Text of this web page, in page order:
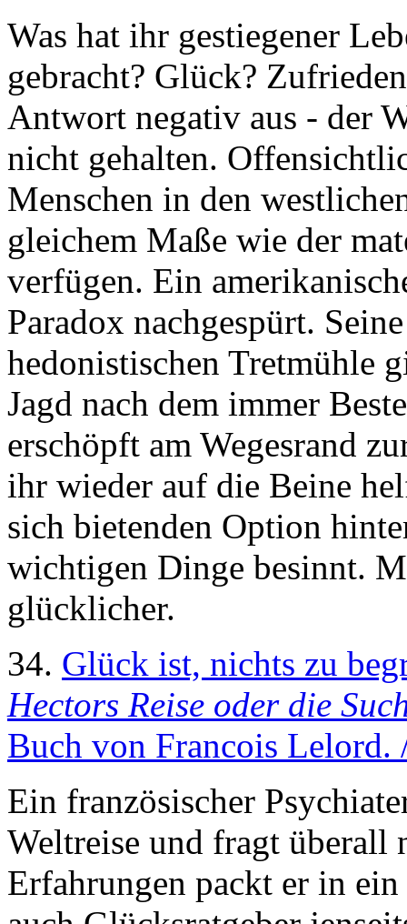
Was hat ihr gestiegener
gebracht? Glück?
Antwort negativ aus - der
nicht gehalten.
Menschen in den
gleichem Maße wie der
verfügen. Ein
Paradox nachgespürt.
hedonistischen Tretmühle
Jagd nach dem immer
erschöpft am Wegesrand
ihr wieder auf die Beine
sich bietenden Option
wichtigen Dinge besinnt.
glücklicher.
34. Glück ist, nichts zu
Hectors Reise oder die
Buch von Francois Lelord.
Ein französischer
Weltreise und fragt überall
Erfahrungen packt er in